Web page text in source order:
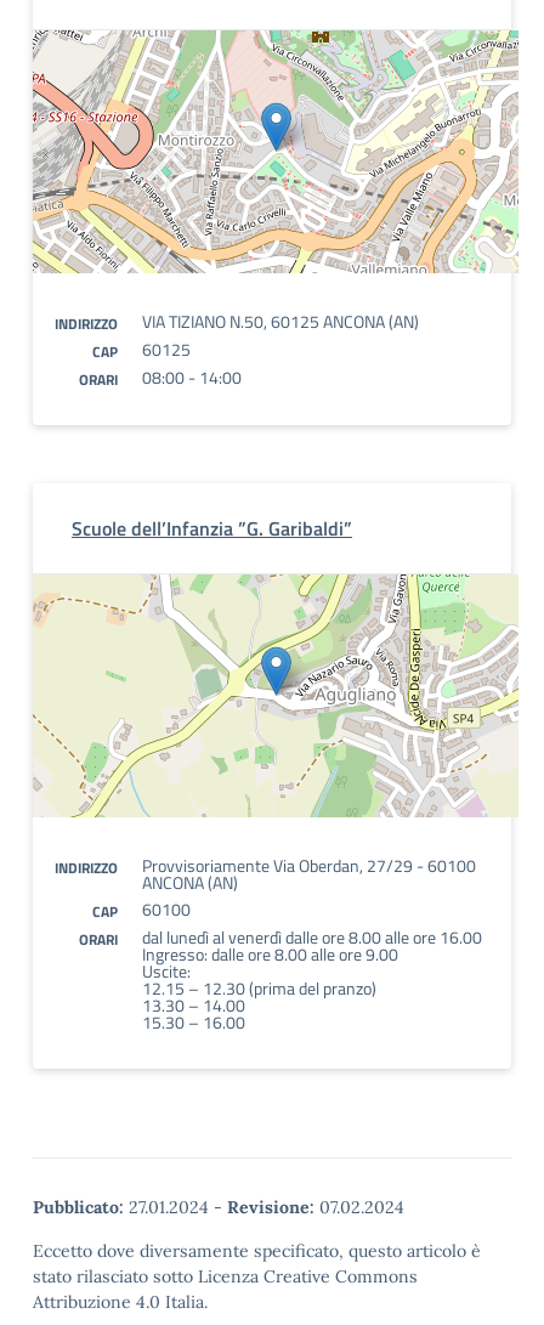
INDIRIZZO VIA TIZIANO N.50, 60125 ANCONA (AN)
CAP 60125
ORARI 08:00 - 14:00
Scuole dell’Infanzia ”G. Garibaldi”
INDIRIZZO Provvisoriamente Via Oberdan, 27/29 - 60100
ANCONA (AN)
CAP 60100
ORARI dal lunedì al venerdì dalle ore 8.00 alle ore 16.00
Ingresso: dalle ore 8.00 alle ore 9.00
Uscite:
12.15 – 12.30 (prima del pranzo)
13.30 – 14.00
15.30 – 16.00
Pubblicato: 27.01.2024 - Revisione: 07.02.2024
Eccetto dove diversamente specificato, questo articolo è
stato rilasciato sotto Licenza Creative Commons
Attribuzione 4.0 Italia.